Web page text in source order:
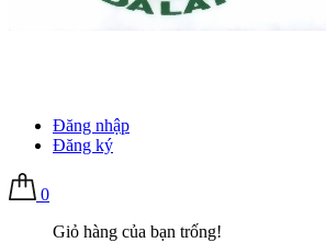
Đăng nhập
Đăng ký
0
Giỏ hàng của bạn trống!